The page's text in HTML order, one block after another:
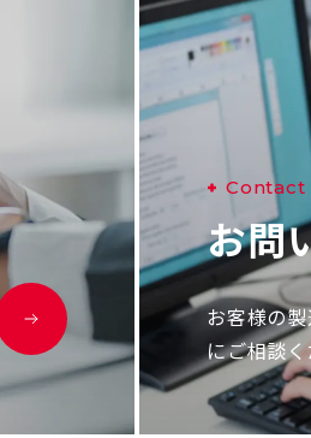
Contact
お問
お客様の
にご相談